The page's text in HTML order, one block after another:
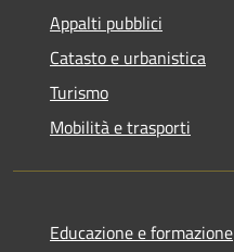
Appalti pubblici
Catasto e urbanistica
Turismo
Mobilità e trasporti
Educazione e formazione